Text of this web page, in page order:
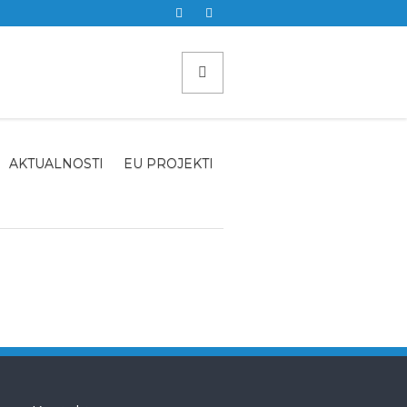
AKTUALNOSTI EU PROJEKTI